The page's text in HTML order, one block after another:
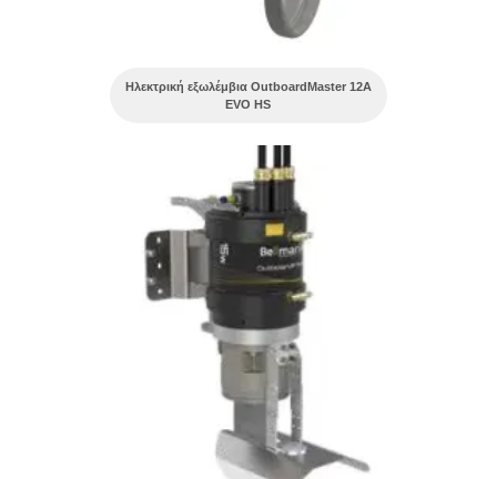
Ηλεκτρική εξωλέμβια OutboardMaster 12A
EVO HS